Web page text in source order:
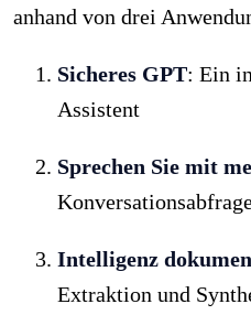
anhand von drei
Sicheres GPT: Ein
Assistent
Sprechen Sie mit
Intelligenz
Extraktion und